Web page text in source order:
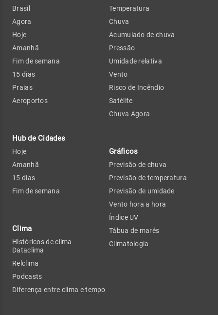
Brasil
Agora
Hoje
Amanhã
Fim de semana
15 dias
Praias
Aeroportos
Hub de Cidades
Hoje
Amanhã
15 dias
Fim de semana
Clima
Históricos de clima -
Dataclima
Relclima
Podcasts
Diferença entre clima e tempo
Temperatura
Chuva
Acumulado de chuva
Pressão
Umidade relativa
Vento
Risco de Incêndio
Satélite
Chuva Agora
Gráficos
Previsão de chuva
Previsão de temperatura
Previsão de umidade
Vento hora a hora
Índice UV
Tábua de marés
Climatologia